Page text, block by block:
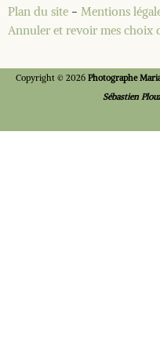
Plan du site - Mentions
Annuler et revoir mes choix
Copyright © 2026 Photographe
Sébastien